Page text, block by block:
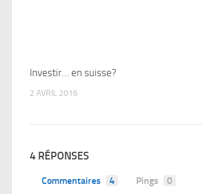
Investir… en suisse?
2 AVRIL 2016
4 RÉPONSES
Commentaires 4 Pings 0